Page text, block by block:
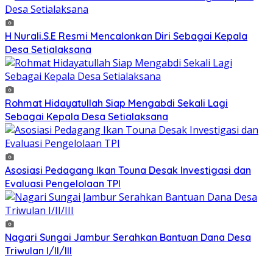
H Nurali.S.E Resmi Mencalonkan Diri Sebagai Kepala
Desa Setialaksana
Rohmat Hidayatullah Siap Mengabdi Sekali Lagi
Sebagai Kepala Desa Setialaksana
Asosiasi Pedagang Ikan Touna Desak Investigasi dan
Evaluasi Pengelolaan TPI
Nagari Sungai Jambur Serahkan Bantuan Dana Desa
Triwulan I/II/III